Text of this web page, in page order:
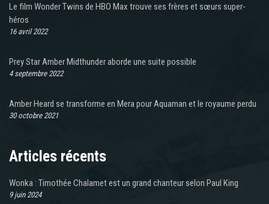
Le film Wonder Twins de HBO Max trouve ses frères et sœurs super-
héros
16 avril 2022
Prey Star Amber Midthunder aborde une suite possible
4 septembre 2022
Amber Heard se transforme en Mera pour Aquaman et le royaume perdu
30 octobre 2021
Articles récents
Wonka : Timothée Chalamet est un grand chanteur selon Paul King
9 juin 2024